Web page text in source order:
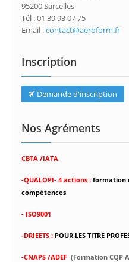
95200 Sarcelles
Tél : 01 39 93 07 75
Email :contact@aeroform.fr
Inscription
Demande d'inscription
Nos Agréments
CBTA /IATA
-QUALOPI- 4 actions : formation
compétences
- ISO9001
-DRIEETS : POUR LES TITRE
-CNAPS /ADEF (Formation CQP